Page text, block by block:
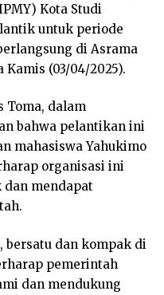
Kota Studi
untuk periode
di Asrama
Kamis (03/04/2025).
Toma, dalam
bahwa pelantikan ini
mahasiswa Yahukimo
organisasi ini
dan mendapat
bersatu dan kompak di
pemerintah
dan mendukung